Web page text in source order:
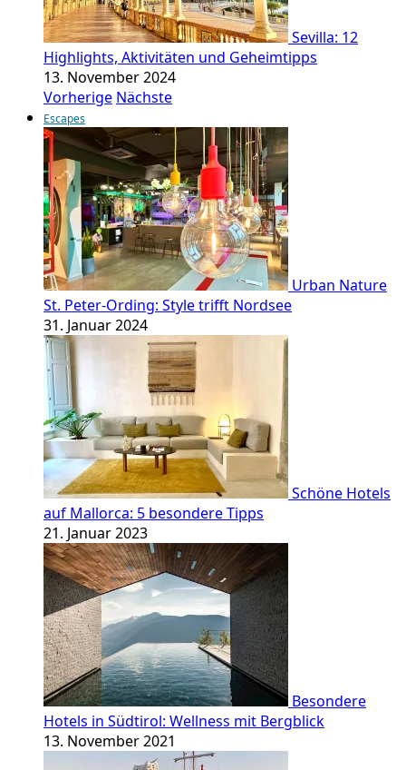
Sevilla: 12
Highlights, Aktivitäten und Geheimtipps
13. November 2024
Vorherige Nächste
Escapes
Urban Nature
St. Peter-Ording: Style trifft Nordsee
31. Januar 2024
Schöne Hotels
auf Mallorca: 5 besondere Tipps
21. Januar 2023
Besondere
Hotels in Südtirol: Wellness mit Bergblick
13. November 2021